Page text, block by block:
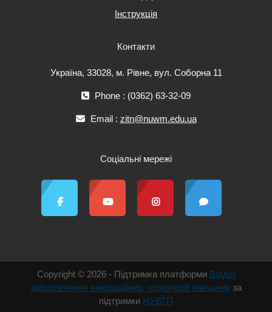
Інструкція
Контакти
Україна, 33028, м. Рівне, вул. Соборна 11
Phone : (0362) 63-32-09
Email : zitn@nuwm.edu.ua
Соціальні мережі
Copyright © 2026 - Підтримка платформи Відділ
забезпечення інноваційних технологій навчання за
підтримки НУВГП